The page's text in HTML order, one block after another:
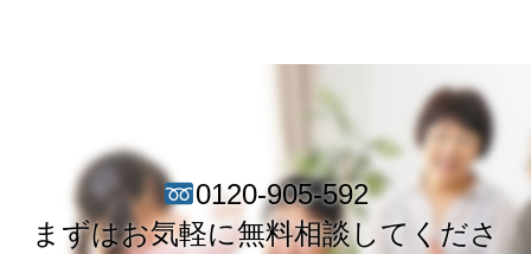
0120-905-592
まずはお気軽に無料相談してくださ